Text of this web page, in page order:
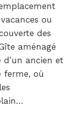
ou
des
aménagé
d’un ancien et
ferme, où